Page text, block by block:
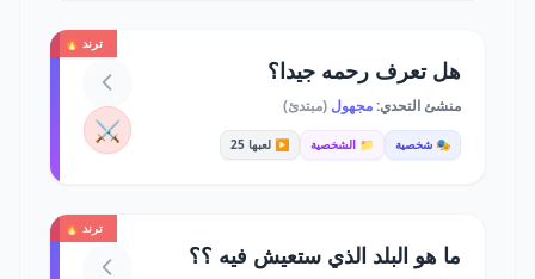
ترند 🔥
هل تعرف رحمه جيدا؟
منشئ التحدي:مجهول (مبتدئ)
🎭 شخصية 📁 الشخصية ▶️ لعبها 25 ⚔️
ترند 🔥
ما هو البلد الذي ستعيش فيه ؟؟